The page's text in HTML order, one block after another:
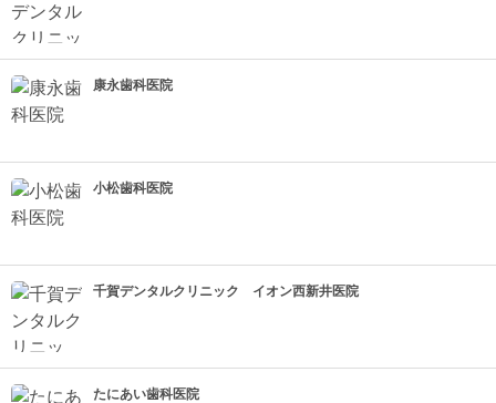
康永歯科医院
小松歯科医院
千賀デンタルクリニック イオン西新井医院
たにあい歯科医院